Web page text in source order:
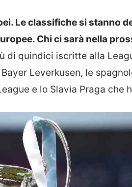
Le classifiche si stanno
Chi ci sarà nella
di quindici iscritte alla
Leverkusen, le
e lo Slavia Praga che